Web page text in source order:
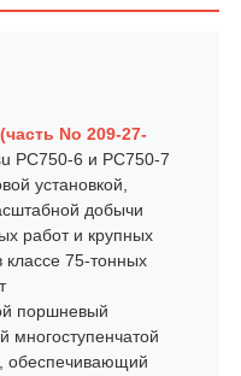
No 209-27-
PC750-6 и PC750-7
установкой,
добычи
работ и крупных
классе 75-тонных
поршневый
многоступенчатой
обеспечивающий